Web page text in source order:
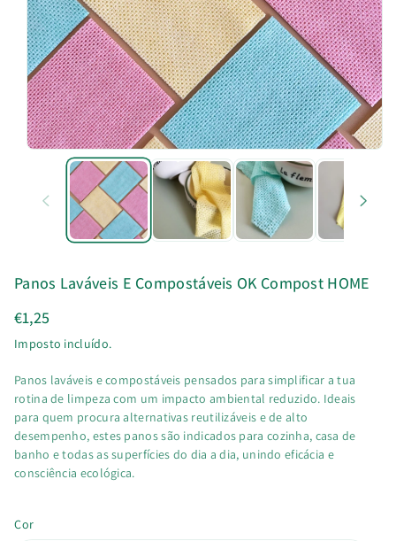
u
t
o
Panos Laváveis E Compostáveis OK Compost HOME
€1,25
Imposto incluído.
Panos laváveis e compostáveis pensados para simplificar a tua
rotina de limpeza com um impacto ambiental reduzido. Ideais
para quem procura alternativas reutilizáveis e de alto
desempenho, estes panos são indicados para cozinha, casa de
banho e todas as superfícies do dia a dia, unindo eficácia e
consciência ecológica.
Cor